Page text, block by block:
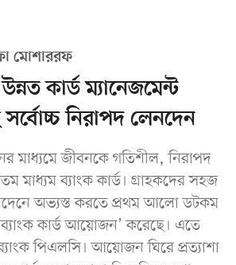
মোশাররফ
উন্নত কার্ড ম্যানেজমেন্ট
নিরাপদ লেনদেন
মাধ্যমে জীবনকে গতিশীল, নিরাপদ
মাধ্যম ব্যাংক কার্ড। গ্রাহকদের সহজ
অভ্যস্ত করতে প্রথম আলো ডটকম
কার্ড আয়োজন’ করেছে। এতে
পিএলসি। আয়োজন ঘিরে প্রত্যাশা